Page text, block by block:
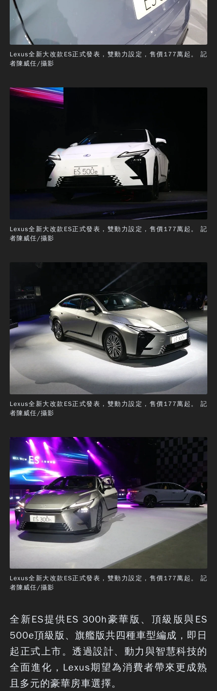
Lexus全新大改款ES正式發表，雙動力設定，售價177萬起。 記
者陳威任/攝影
Lexus全新大改款ES正式發表，雙動力設定，售價177萬起。 記
者陳威任/攝影
Lexus全新大改款ES正式發表，雙動力設定，售價177萬起。 記
者陳威任/攝影
Lexus全新大改款ES正式發表，雙動力設定，售價177萬起。 記
者陳威任/攝影
全新ES提供ES 300h豪華版、頂級版與ES
500e頂級版、旗艦版共四種車型編成，即日
起正式上市。透過設計、動力與智慧科技的
全面進化，Lexus期望為消費者帶來更成熟
且多元的豪華房車選擇。